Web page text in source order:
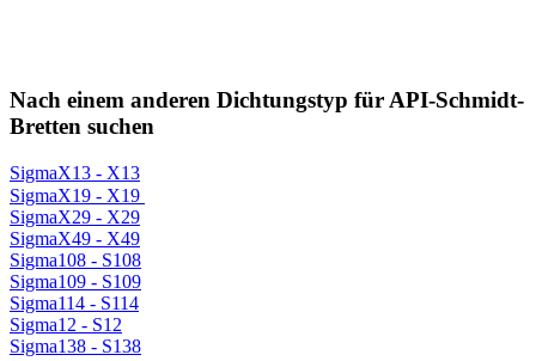
Nach einem anderen Dichtungstyp für API-Schmidt-
Bretten suchen
SigmaX13 - X13
SigmaX19 - X19
SigmaX29 - X29
SigmaX49 - X49
Sigma108 - S108
Sigma109 - S109
Sigma114 - S114
Sigma12 - S12
Sigma138 - S138